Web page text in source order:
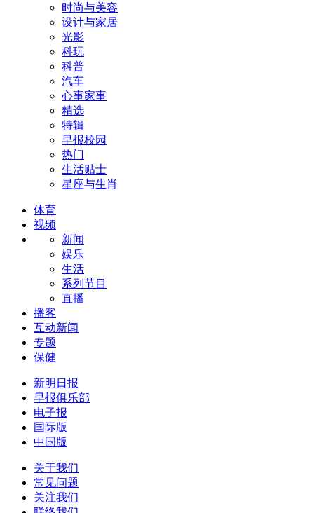
时尚与美容
设计与家居
光影
科玩
科普
汽车
心事家事
精选
特辑
早报校园
热门
生活贴士
星座与生肖
体育
视频
新闻
娱乐
生活
系列节目
直播
播客
互动新闻
专题
保健
新明日报
早报俱乐部
电子报
国际版
中国版
关于我们
常见问题
关注我们